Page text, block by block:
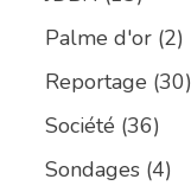
Palme d'or (2)
Reportage (30)
Société (36)
Sondages (4)